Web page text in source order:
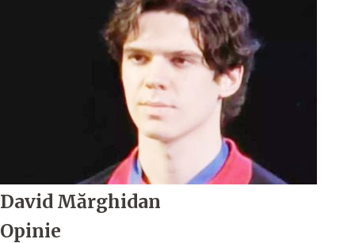
David Mărghidan
Opinie